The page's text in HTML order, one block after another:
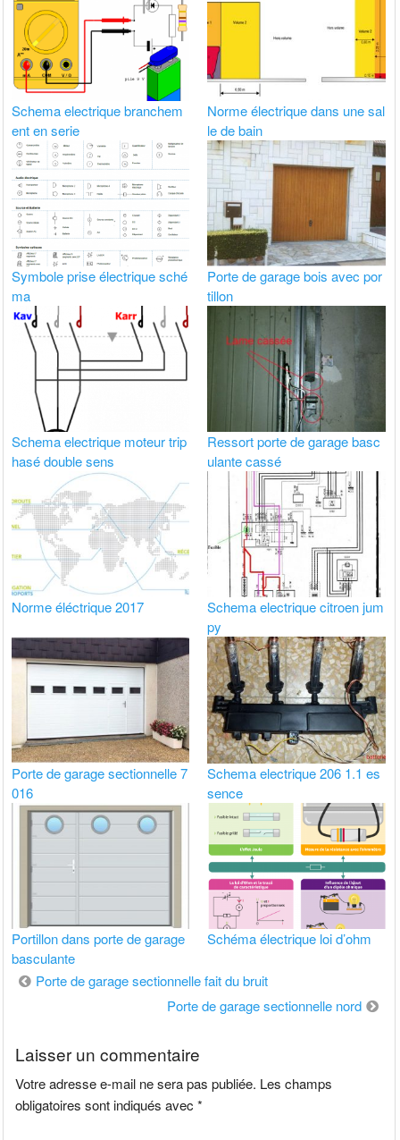
Schema electrique branchem
ent en serie
Norme électrique dans une sal
le de bain
Symbole prise électrique sché
ma
Porte de garage bois avec por
tillon
Schema electrique moteur trip
hasé double sens
Ressort porte de garage basc
ulante cassé
Norme éléctrique 2017
Schema electrique citroen jum
py
Porte de garage sectionnelle 7
016
Schema electrique 206 1.1 es
sence
Portillon dans porte de garage
basculante
Schéma électrique loi d’ohm
Navigation
Porte de garage sectionnelle fait du bruit
Porte de garage sectionnelle nord
Laisser un commentaire
Votre adresse e-mail ne sera pas publiée. Les champs
obligatoires sont indiqués avec*